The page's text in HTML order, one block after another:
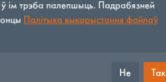
ім трэба палепшыць. Падрабязней
Палітыка выкарыстання файлаў
Не Так